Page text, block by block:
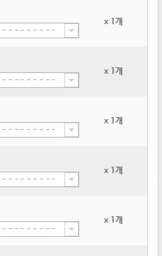
x 1개
x 1개
x 1개
x 1개
x 1개